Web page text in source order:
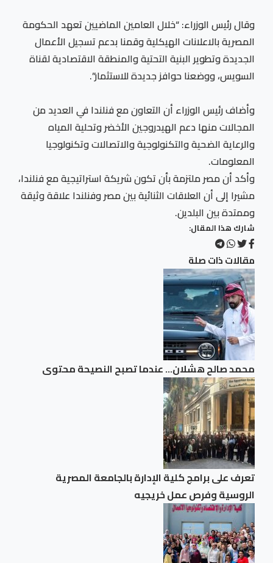
وقال رئيس الوزراء: “خلال العامين الماضيين تعهد الحكومة
المصرية بالاعلانات الهيكلية وقمنا بدعم تسجيل الأعمال
الجديدة وتطوير البنية التحتية والمنطقة الاقتصادية لقناة
السويس، ووضعنا حوافز جديدة للاستثمار”.
وأضاف رئيس الوزراء أن التعاون مع فنلندا في العديد من
المجالات منها دعم الهيدروجين الأخضر وتحلية المياه
والرعاية الضحية والتكنولوجية والاتصالات وتكنولوجيا
المعلومات.
وأكد أن مصر ملتزمة بأن تكون شريكة استراتيجية مع فنلندا،
مشيرا إلى أن العلاقات الثنائية بين مصر وفنلندا علاقة وثيقة
وممتدة بين البلدين.
شارك هذا المقال:
مقالات ذات صلة
محمد صالح هشلان… عندما تصبح النصيحة محتوى
تعرف على برامج كلية الإدارة بالجامعة المصرية
الروسية وفرص عمل خريجيه